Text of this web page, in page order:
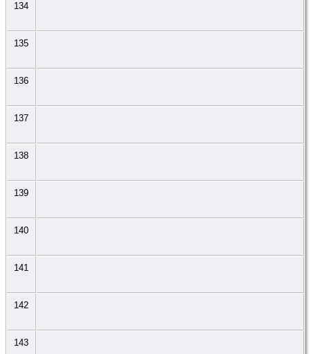
134
135
136
137
138
139
140
141
142
143